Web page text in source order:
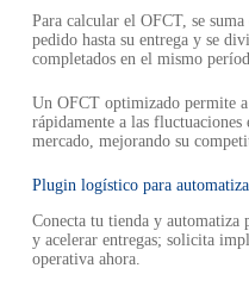
Para calcular el OFCT, se
pedido hasta su entrega y se
completados en el mismo
Un OFCT optimizado permite a
rápidamente a las
mercado, mejorando su
Plugin logístico para
Conecta tu tienda y automatiza
y acelerar entregas; solicita
operativa ahora.